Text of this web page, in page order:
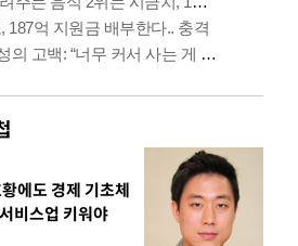
에도 경제 기초체
비스업 키워야